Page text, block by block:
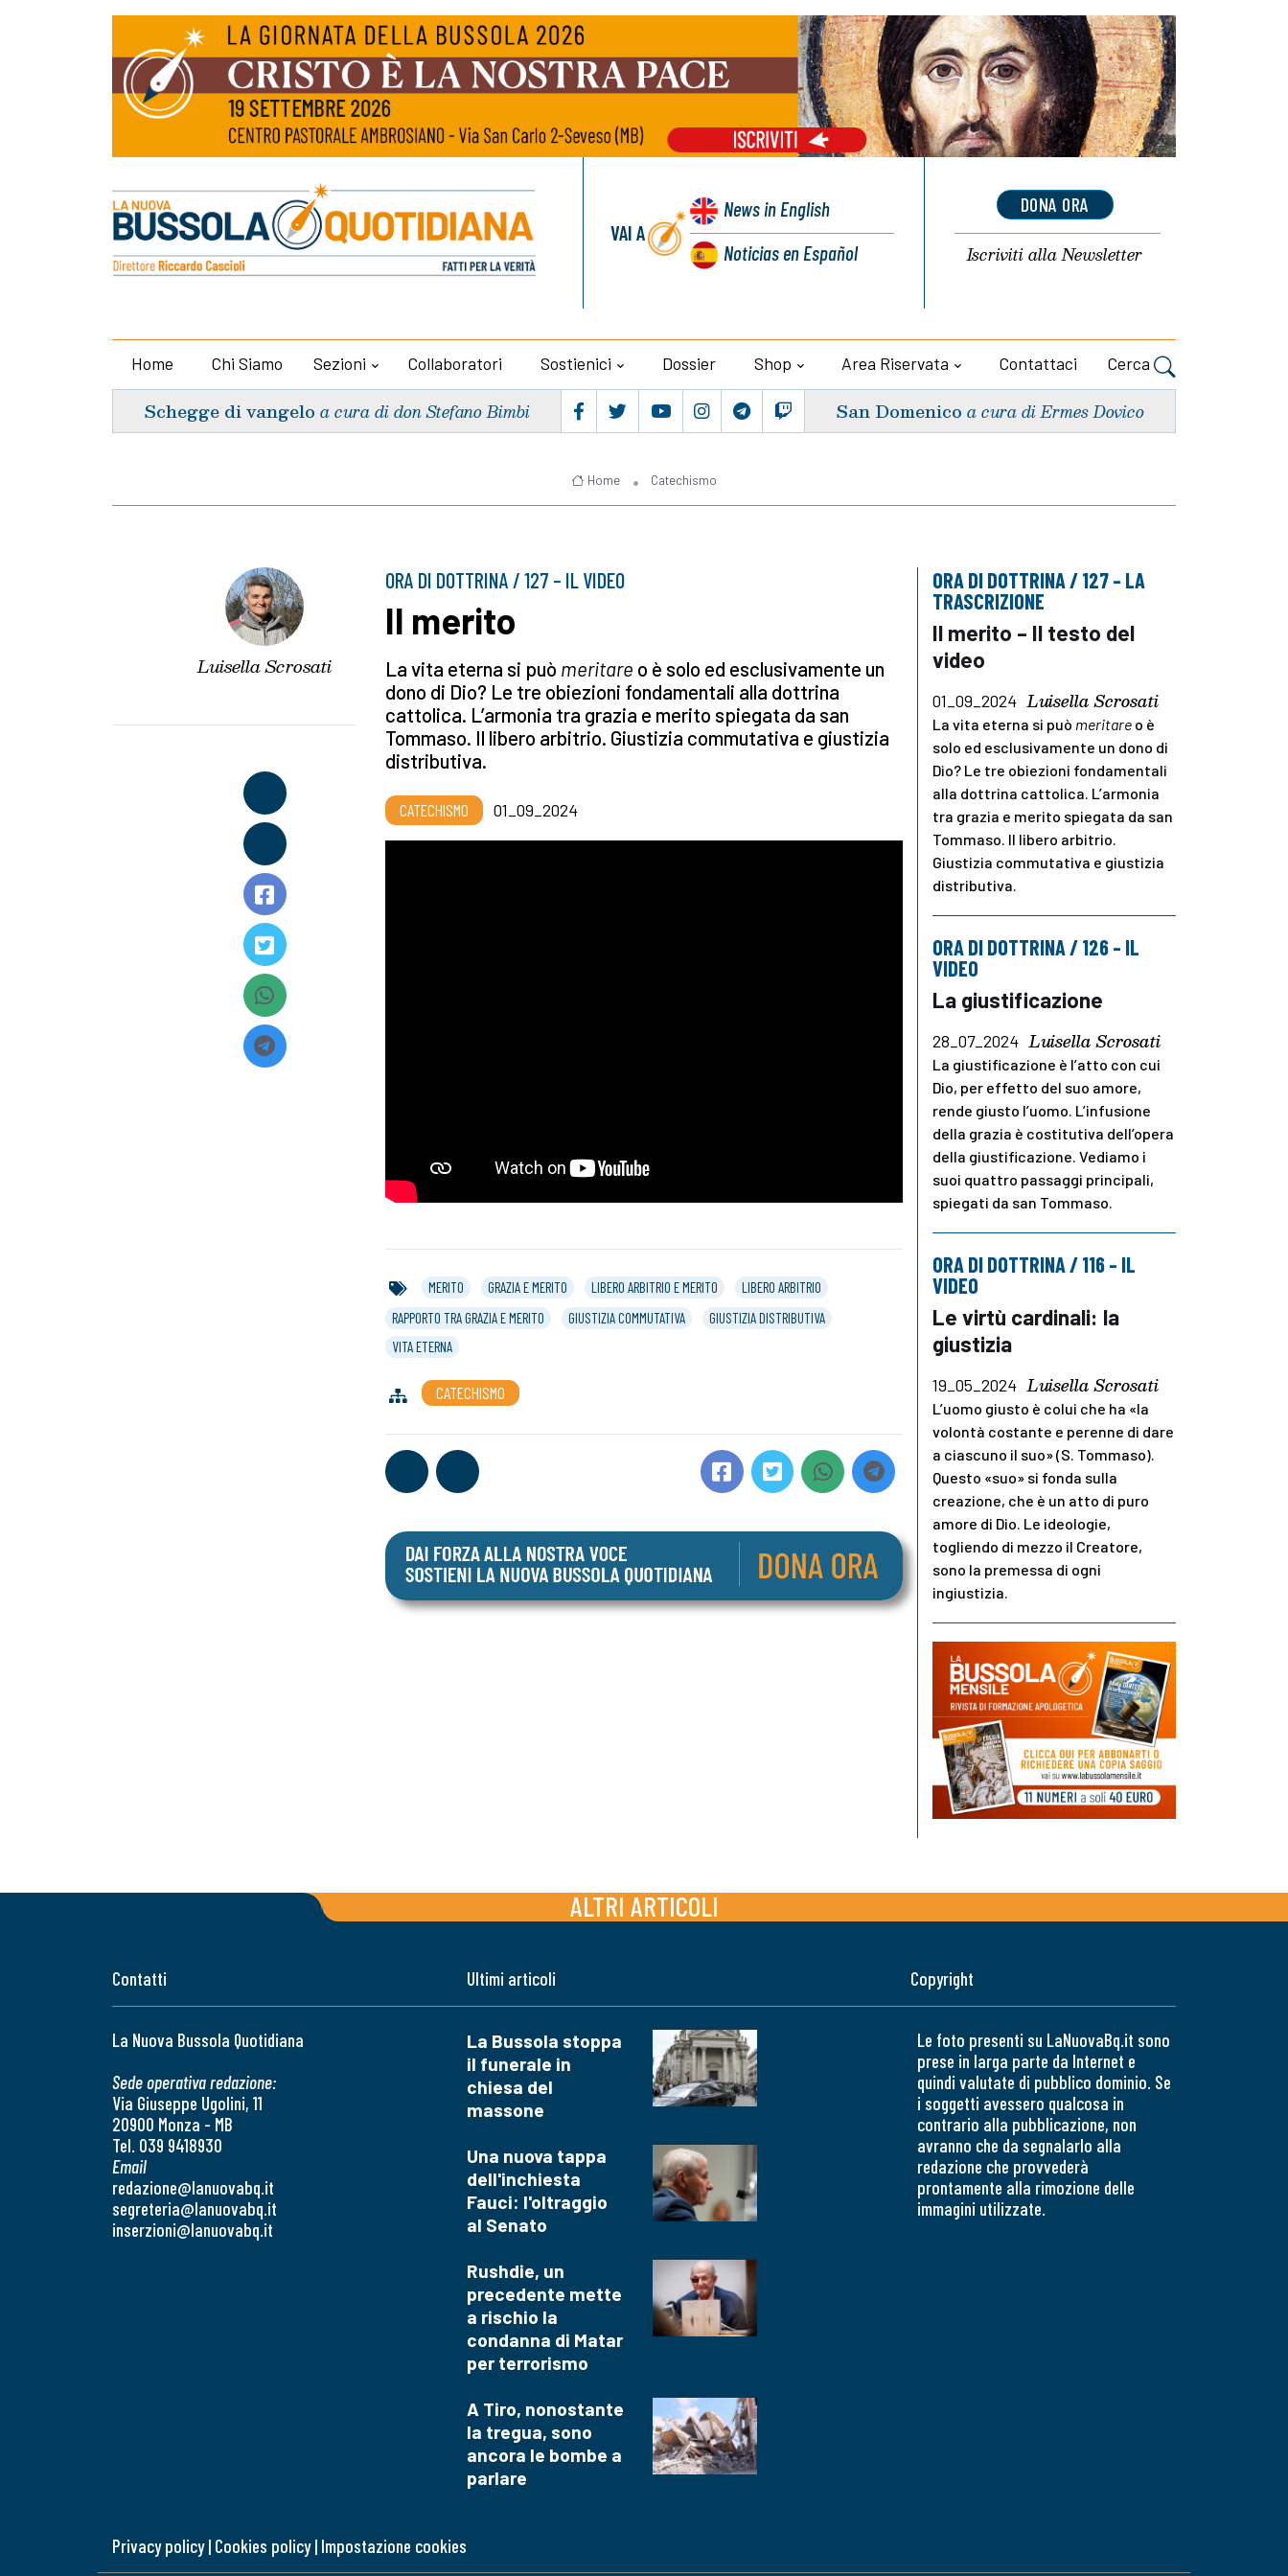
VAI A
Newsin English
Noticiasen Español
DONA ORA
Iscriviti allaNewsletter
Home Chi Siamo Sezioni Collaboratori Sostienici Dossier Shop Area Riservata Contattaci Cerca
Schegge di vangelo a cura di don Stefano Bimbi San Domenico a cura di Ermes Dovico
Home Catechismo
Luisella Scrosati
ORA DI DOTTRINA / 127 – IL VIDEO
Il merito
La vita eterna si può meritare o è solo ed esclusivamente un
dono di Dio? Le tre obiezioni fondamentali alla dottrina
cattolica. L’armonia tra grazia e merito spiegata da san
Tommaso. Il libero arbitrio. Giustizia commutativa e giustizia
distributiva.
CATECHISMO 01_09_2024
MERITO GRAZIA E MERITO LIBERO ARBITRIO E MERITO
LIBERO ARBITRIO
RAPPORTO TRA GRAZIA E MERITO
GIUSTIZIA COMMUTATIVA
GIUSTIZIA DISTRIBUTIVA
VITA ETERNA
CATECHISMO
ORA DI DOTTRINA / 127 – LA
TRASCRIZIONE
Il merito – Il testo del
video
01_09_2024 Luisella Scrosati
La vita eterna si può meritare o è
solo ed esclusivamente un dono di
Dio? Le tre obiezioni fondamentali
alla dottrina cattolica. L’armonia
tra grazia e merito spiegata da san
Tommaso. Il libero arbitrio.
Giustizia commutativa e giustizia
distributiva.
ORA DI DOTTRINA / 126 – IL
VIDEO
La giustificazione
28_07_2024 Luisella Scrosati
La giustificazione è l’atto con cui
Dio, per effetto del suo amore,
rende giusto l’uomo. L’infusione
della grazia è costitutiva dell’opera
della giustificazione. Vediamo i
suoi quattro passaggi principali,
spiegati da san Tommaso.
ORA DI DOTTRINA / 116 – IL
VIDEO
Le virtù cardinali: la
giustizia
19_05_2024 Luisella Scrosati
L’uomo giusto è colui che ha «la
volontà costante e perenne di dare
a ciascuno il suo» (S. Tommaso).
Questo «suo» si fonda sulla
creazione, che è un atto di puro
amore di Dio. Le ideologie,
togliendo di mezzo il Creatore,
sono la premessa di ogni
ingiustizia.
ALTRI ARTICOLI
Contatti
La Nuova Bussola Quotidiana
Sede operativa redazione:
Via Giuseppe Ugolini, 11
20900 Monza - MB
Tel. 039 9418930
Email
redazione@lanuovabq.it
segreteria@lanuovabq.it
inserzioni@lanuovabq.it
Ultimi articoli
La Bussola stoppa
il funerale in
chiesa del
massone
Una nuova tappa
dell'inchiesta
Fauci: l'oltraggio
al Senato
Rushdie, un
precedente mette
a rischio la
condanna di Matar
per terrorismo
A Tiro, nonostante
la tregua, sono
ancora le bombe a
parlare
Copyright
Le foto presenti su LaNuovaBq.it sono
prese in larga parte da Internet e
quindi valutate di pubblico dominio. Se
i soggetti avessero qualcosa in
contrario alla pubblicazione, non
avranno che da segnalarlo alla
redazione che provvederà
prontamente alla rimozione delle
immagini utilizzate.
Privacy policy| Cookies policy| Impostazione cookies